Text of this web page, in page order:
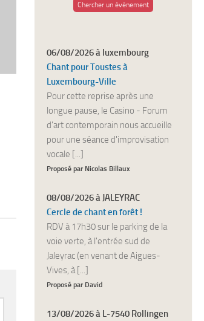
Chercher un événement
06/08/2026 à luxembourg
Chant pour Toustes à
Luxembourg-Ville
Pour cette reprise après une
longue pause, le Casino - Forum
d'art contemporain nous accueille
pour une séance d'improvisation
vocale [...]
Proposé par Nicolas Billaux
08/08/2026 à JALEYRAC
Cercle de chant en forêt !
RDV à 17h30 sur le parking de la
voie verte, à l'entrée sud de
Jaleyrac (en venant de Aigues-
Vives, à [...]
Proposé par David
13/08/2026 à L-7540 Rollingen